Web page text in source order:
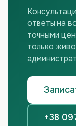
ответы на
точными
только
+38